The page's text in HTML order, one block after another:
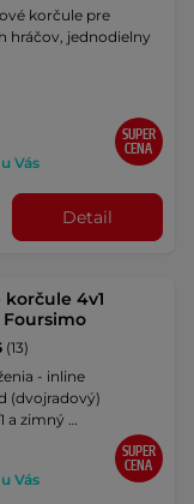
korčule pre
hráčov, jednodielny
Vás
SUPER
CENA
Detail
4v1
Foursimo
(13)
- inline
(dvojradový)
a zimný …
Vás
SUPER
CENA